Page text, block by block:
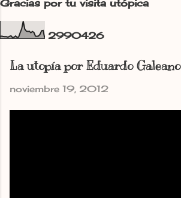
Gracias por tu visita utópica
2990426
La utopía por Eduardo Galeano
noviembre 19, 2012